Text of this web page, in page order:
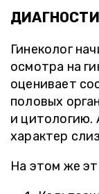
Гинеколог
осмотра на
оценивает
половых
и цитологию.
характер
На этом же